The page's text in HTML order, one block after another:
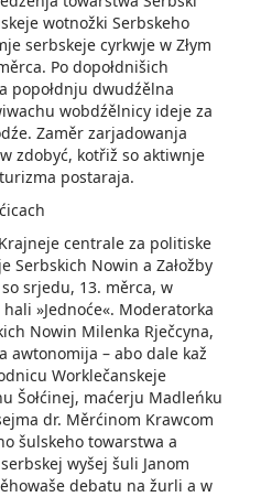
wotnožki Serbskeho
serbskeje cyrkwje w Złym
Po dopołdnišich
popołdnju dwudźělna
wobdźělnicy ideje za
Zaměr zarjadowanja
zdobyć, kotřiž so aktiwnje
postaraja.
centrale za politiske
Serbskich Nowin a Załožby
srjedu, 13. měrca, w
»Jednoće«. Moderatorka
Nowin Milenka Rječcyna,
awtonomija – abo dale kaž
Worklečanskeje
Šołćinej, maćerju Madleńku
dr. Měrćinom Krawcom
šulskeho towarstwa a
wyšej šuli Janom
debatu na žurli a w